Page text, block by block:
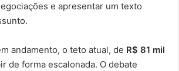
e apresentar um texto
andamento, o teto atual, de R$ 81 mil
de forma escalonada. O debate